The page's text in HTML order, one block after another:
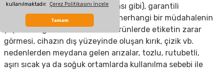
kullanılmaktadır. Çerez Politikasını İncele
Tamam
olan aksesuarların kullanılmaması gibi), garantili
ürünlerde yetkili servis dışında herhangi bir müdahalenin
yapılması, garanti etiketi olan ürünlerde etiketin zarar
görmesi, cihazın dış yüzeyinde oluşan kırık, çizik vb.
nedenlerden meydana gelen arızalar, tozlu, rutubetli,
aşırı sıcak ya da soğuk ortamlarda kullanılma sebebi ile